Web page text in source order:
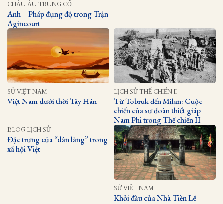
CHÂU ÂU TRUNG CỔ
Anh – Pháp đụng độ trong Trận
Agincourt
SỬ VIỆT NAM
Việt Nam dưới thời Tây Hán
LỊCH SỬ THẾ CHIẾN II
Từ Tobruk đến Milan: Cuộc
chiến của sư đoàn thiết giáp
Nam Phi trong Thế chiến II
BLOG LỊCH SỬ
Đặc trưng của “dân làng” trong
xã hội Việt
SỬ VIỆT NAM
Khởi đầu của Nhà Tiền Lê